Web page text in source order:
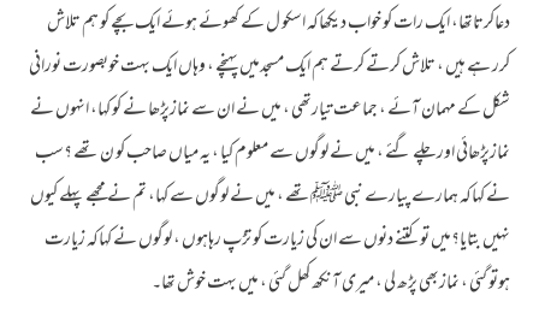
دعاکرتاتھا، ایک رات کو خواب دیکھاکہ اسکو ل کے کھوئے ہوئے ایک بچے کو ہم تلاش
کرر ہے ہیں ، تلاش کرتے کرتے ہم ایک مسجدمیں پہنچے ، وہاں ایک بہت خوبصورت نورانی
شکل کے مہمان آئے ، جماعت تیارتھی ، میں نے ان سے نمازپڑھا نے کو کہا، انہوں نے
نمازپڑھائی اور چلے گئے ، میں نے لوگوں سے معلوم کیا ، یہ میاں صاحب کو ن تھے ؟سب
نے کہاکہ ہمارے پیارے نبی ﷺتھے ، میں نے لوگوں سے کہا، تم نے مجھے پہلے کیوں
نہیں بتایا؟میں تو کتنے دنوں سے ان کی زیارت کو تڑپ رہاہوں ، لوگوں نے کہاکہ زیارت
ہوتو گئی ، نمازبھی پڑھ لی ، میری آنکھ کھل گئی ، میں بہت خوش تھا۔